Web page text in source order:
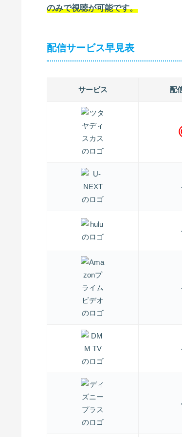
のみで視聴が可能です。
配信サービス早見表
サービス 配